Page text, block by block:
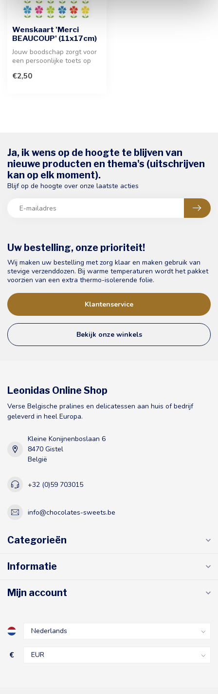
Wenskaart 'Merci
BEAUCOUP' (11x17cm)
Jouw boodschap zorgt voor
een persoonlijke toets op
€2,50
Uw bestelling, onze prioriteit!
Wij maken uw bestelling met zorg klaar en maken gebruik van
stevige verzenddozen. Bij warme temperaturen wordt het pakket
voorzien van een extra thermo-isolerende folie.
Klantenservice
Bekijk onze winkels
Ja, ik wens op de hoogte te blijven van
nieuwe producten en thema's (uitschrijven
kan op elk moment).
Blijf op de hoogte over onze laatste acties
Leonidas Online Shop
Verse Belgische pralines en delicatessen aan huis of bedrijf
geleverd in heel Europa.
Kleine Konijnenboslaan 6
8470 Gistel
België
+32 (0)59 703015
info@chocolates-sweets.be
Categorieën
Informatie
Mijn account
€